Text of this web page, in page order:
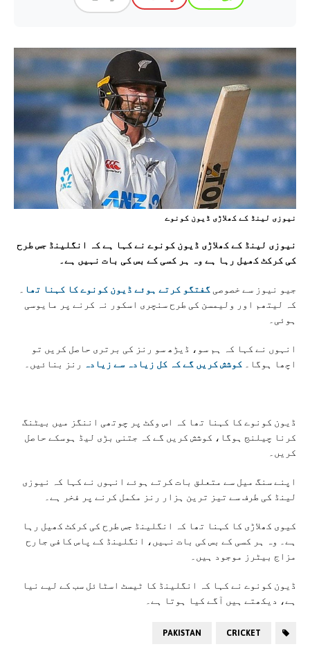
نیوزی لینڈ کے کھلاڑی ڈیون کونوے
نیوزی لینڈ کے کھلاڑی ڈیون کونوے نے کہا ہے کہ انگلینڈ جس طرح
کی کرکٹ کھیل رہا ہے وہ ہر کسی کے بس کی بات نہیں ہے۔
جیو نیوز سے خصوصی گفتگو کرتے ہوئے ڈیون کونوے کا کہنا تھا
کہ لیتھم اور ولیمسن کی طرح سنچری اسکور نہ کرنے پر مایوسی
ہوئی۔
انہوں نے کہا کہ ہم سو، ڈیڑھ سو رنز کی برتری حاصل کریں تو
اچھا ہوگا۔ کوشش کریں گے کہ کل زیادہ سے زیادہ رنز بنائیں۔
ڈیون کونوے کا کہنا تھا کہ اس وکٹ پر چوتھی اننگز میں بیٹنگ
کرنا چیلنج ہوگا، کوشش کریں گے کہ جتنی بڑی لیڈ ہوسکے حاصل
کریں۔
اپنے سنگ میل سے متعلق بات کرتے ہوئے انہوں نے کہا کہ نیوزی
لینڈ کی طرف سے تیز ترین ہزار رنز مکمل کرنے پر فخر ہے۔
کیوی کھلاڑی کا کہنا تھا کہ انگلینڈ جس طرح کی کرکٹ کھیل رہا
ہے۔ وہ ہر کسی کے بس کی بات نہیں، انگلینڈ کے پاس کافی جارح
مزاج بیٹرز موجود ہیں۔
ڈیون کونوے نے کہا کہ انگلینڈ کا ٹیسٹ اسٹائل سب کے لیے نیا
ہے، دیکھتے ہیں آگے کیا ہوتا ہے۔
CRICKET
PAKISTAN